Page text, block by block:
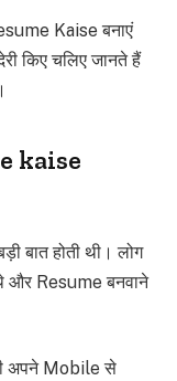
Kaise बनाएं
किए चलिए जानते हैं
kaise
बात होती थी। लोग
और Resume बनवाने
अपने Mobile से